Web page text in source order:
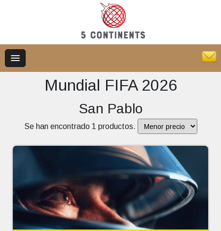
Mundial FIFA 2026
San Pablo
Se han encontrado 1 productos.